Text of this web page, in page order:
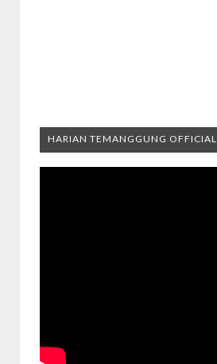
HARIAN TEMANGGUNG OFFICIAL